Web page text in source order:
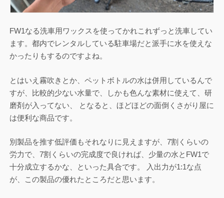
FW1なる洗車用ワックスを使ってかれこれずっと洗車してい
ます。都内でレンタルしている駐車場だと派手に水を使えな
かったりもするのですよね。
とはいえ霧吹きとか、ペットボトルの水は併用しているんで
すが、比較的少ない水量で、しかも色んな素材に使えて、研
磨剤が入ってない、 となると、ほどほどの面倒くさがり屋に
は便利な商品です。
別製品を推す低評価もそれなりに見えますが、7割くらいの
労力で、7割くらいの完成度で良ければ、少量の水とFW1で
十分成立するかな、といった具合です。 入出力が1:1な点
が、この製品の優れたところだと思います。